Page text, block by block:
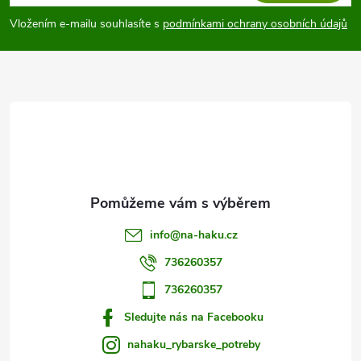
í
p
pVložením e-mailu souhlasíte s podmínkami ochrany osobních údajů
info@na-haku.cz
736260357
736260357
Sledujte nás na Facebooku
nahaku_rybarske_potreby